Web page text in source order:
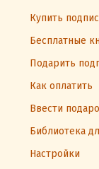
Купить
Бесплатные
Подарить
Как оплатить
Ввести
Библиотека
Настройки